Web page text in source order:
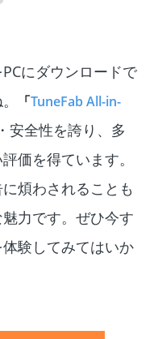
にダウンロードで
「TuneFab All-in-
安全性を誇り、多
価を得ています。
煩わされることも
力です。ぜひ今す
験してみてはいか